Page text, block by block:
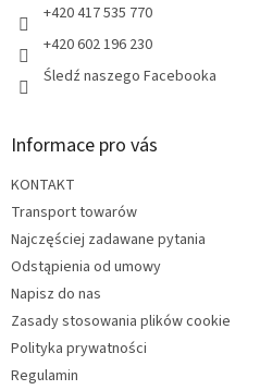
+420 417 535 770
+420 602 196 230
Śledź naszego Facebooka
Informace pro vás
KONTAKT
Transport towarów
Najczęściej zadawane pytania
Odstąpienia od umowy
Napisz do nas
Zasady stosowania plików cookie
Polityka prywatności
Regulamin